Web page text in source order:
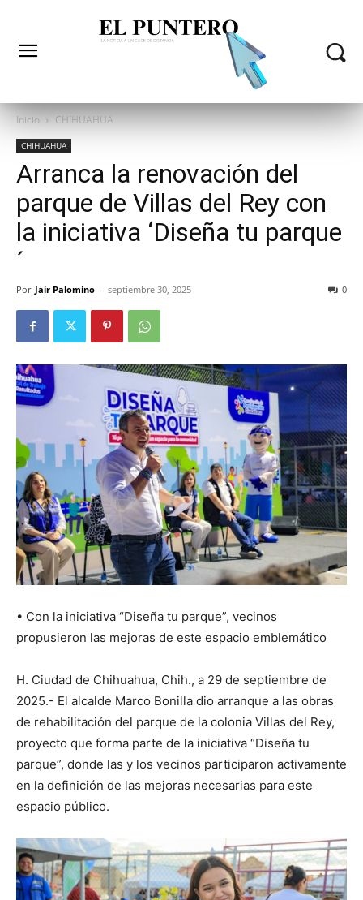
Inicio CHIHUAHUA
CHIHUAHUA
Arranca la renovación del
parque de Villas del Rey con
la iniciativa ‘Diseña tu parque
´
Por Jair Palomino - septiembre 30, 2025 0
• Con la iniciativa “Diseña tu parque”, vecinos
propusieron las mejoras de este espacio emblemático
H. Ciudad de Chihuahua, Chih., a 29 de septiembre de
2025.- El alcalde Marco Bonilla dio arranque a las obras
de rehabilitación del parque de la colonia Villas del Rey,
proyecto que forma parte de la iniciativa “Diseña tu
parque”, donde las y los vecinos participaron activamente
en la definición de las mejoras necesarias para este
espacio público.